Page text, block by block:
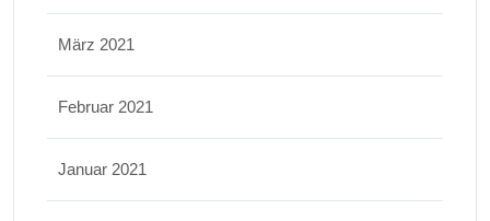
März 2021
Februar 2021
Januar 2021